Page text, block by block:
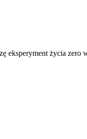
życia